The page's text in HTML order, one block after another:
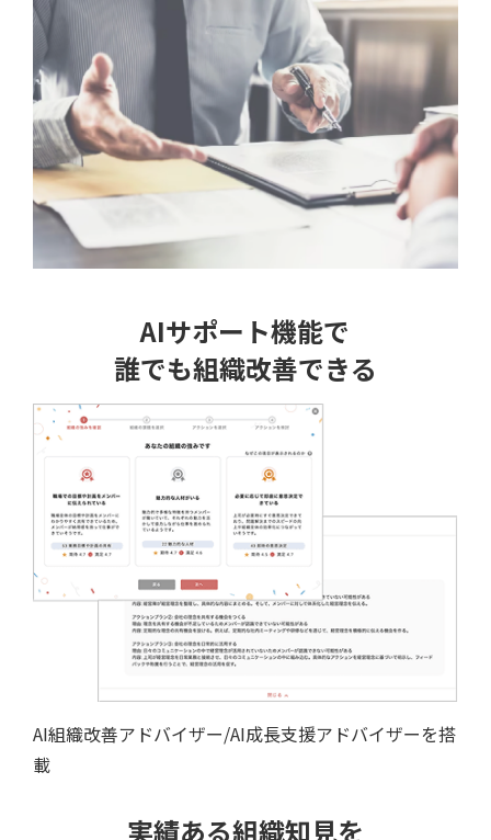
AIサポート機能で
誰でも組織改善できる
AI組織改善アドバイザー/AI成長支援アドバイザーを搭
載
実績ある組織知見を